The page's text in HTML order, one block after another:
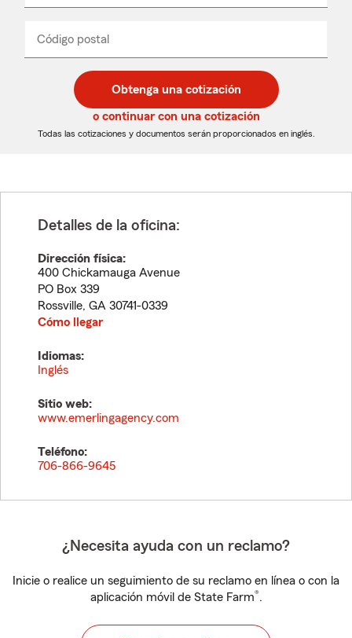
desplegable
Código postal
de
5
dígitos
de
5
dígitos
_____
Obtenga una cotización
o continuar con una cotización
Todas las cotizaciones y documentos serán proporcionados en inglés.
Detalles de la oficina:
Dirección física:
400 Chickamauga Avenue
PO Box 339
Rossville, GA 30741-0339
Cómo llegar
Idiomas:
Inglés
Sitio web:
www.emerlingagency.com
Teléfono:
706-866-9645
¿Necesita ayuda con un reclamo?
Inicie o realice un seguimiento de su reclamo en línea o con la
aplicación móvil de State Farm®.